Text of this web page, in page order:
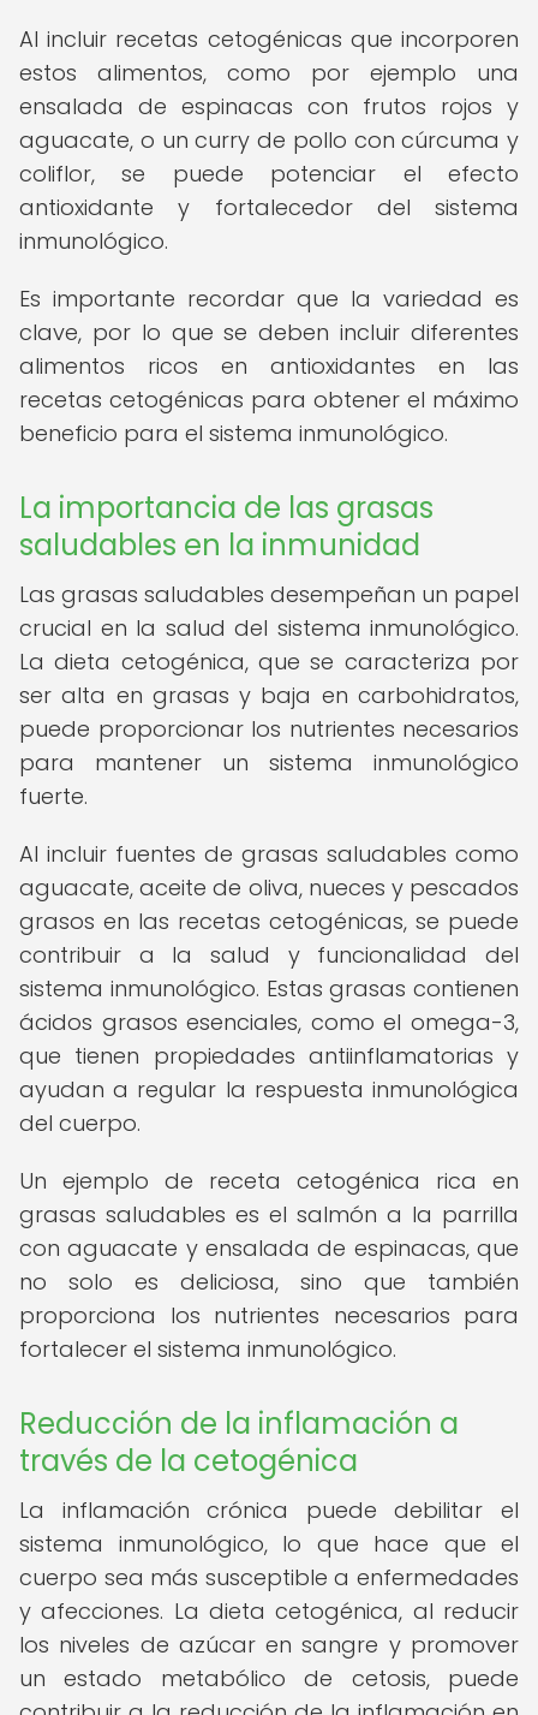
Al incluir recetas cetogénicas que incorporen
estos alimentos, como por ejemplo una
ensalada de espinacas con frutos rojos y
aguacate, o un curry de pollo con cúrcuma y
coliflor, se puede potenciar el efecto
antioxidante y fortalecedor del sistema
inmunológico.
Es importante recordar que la variedad es
clave, por lo que se deben incluir diferentes
alimentos ricos en antioxidantes en las
recetas cetogénicas para obtener el máximo
beneficio para el sistema inmunológico.
La importancia de las grasas
saludables en la inmunidad
Las grasas saludables desempeñan un papel
crucial en la salud del sistema inmunológico.
La dieta cetogénica, que se caracteriza por
ser alta en grasas y baja en carbohidratos,
puede proporcionar los nutrientes necesarios
para mantener un sistema inmunológico
fuerte.
Al incluir fuentes de grasas saludables como
aguacate, aceite de oliva, nueces y pescados
grasos en las recetas cetogénicas, se puede
contribuir a la salud y funcionalidad del
sistema inmunológico. Estas grasas contienen
ácidos grasos esenciales, como el omega-3,
que tienen propiedades antiinflamatorias y
ayudan a regular la respuesta inmunológica
del cuerpo.
Un ejemplo de receta cetogénica rica en
grasas saludables es el salmón a la parrilla
con aguacate y ensalada de espinacas, que
no solo es deliciosa, sino que también
proporciona los nutrientes necesarios para
fortalecer el sistema inmunológico.
Reducción de la inflamación a
través de la cetogénica
La inflamación crónica puede debilitar el
sistema inmunológico, lo que hace que el
cuerpo sea más susceptible a enfermedades
y afecciones. La dieta cetogénica, al reducir
los niveles de azúcar en sangre y promover
un estado metabólico de cetosis, puede